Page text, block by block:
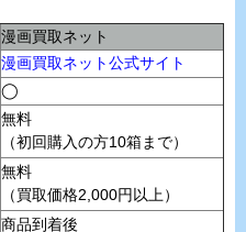
漫画買取ネット
漫画買取ネット公式サイト
◯
無料
（初回購入の方10箱まで）
無料
（買取価格2,000円以上）
商品到着後